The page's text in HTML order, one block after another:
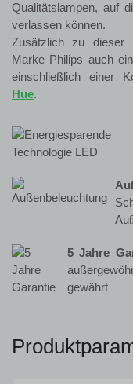
Qualitätslampen, auf
verlassen können.
Zusätzlich zu dieser
Marke Philips auch
einschließlich einer
Hue.
5 Jahre
gewährt